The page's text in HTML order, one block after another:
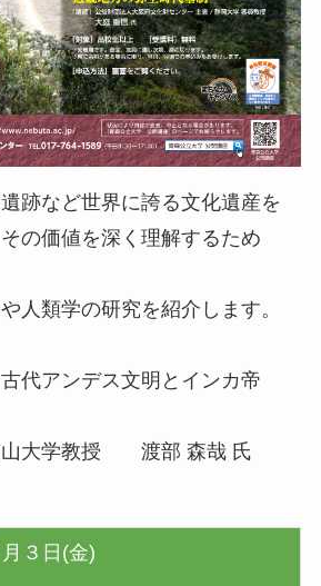
跡など世界に誇る文化遺産を
の価値を深く理解するため
人類学の研究を紹介します。
代アンデス文明とインカ帝
大学教授 渡部 森哉 氏
月３日(金)